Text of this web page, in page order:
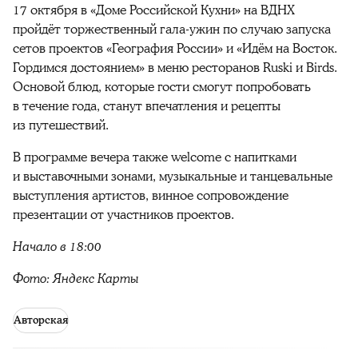
17 октября в «Доме Российской Кухни» на ВДНХ
пройдёт торжественный гала-ужин по случаю запуска
сетов проектов«География России» и «Идём на Восток.
Гордимся достоянием» в меню ресторанов Ruski и Birds.
Основой блюд, которые гости смогут попробовать
в течение года, станут впечатления и рецепты
из путешествий.
В программе вечера также welcome с напитками
и выставочными зонами, музыкальные и танцевальные
выступления артистов, винное сопровождение
презентации от участников проектов.
Начало в 18:00
Фото: Яндекс Карты
Авторская